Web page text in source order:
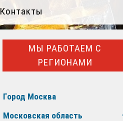
Контакты
МЫ РАБОТАЕМ С
РЕГИОНАМИ
Город Москва
Московская область